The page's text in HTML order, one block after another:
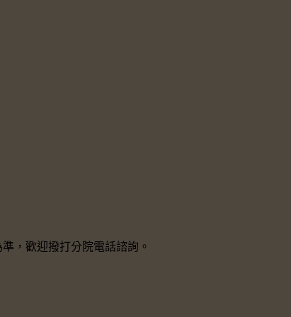
，歡迎撥打分院電話諮詢。